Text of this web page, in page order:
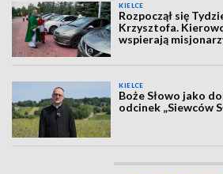
KIELCE
Rozpoczął się
Krzysztofa.
wspierają
KIELCE
Boże Słowo jako
odcinek „Siewców